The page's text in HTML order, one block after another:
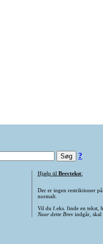
?
Hjælp til Brevtekst:
Der er ingen restriktioner
normalt.
Vil du f.eks. finde en tekst,
Naar dette Brevindgår, skal